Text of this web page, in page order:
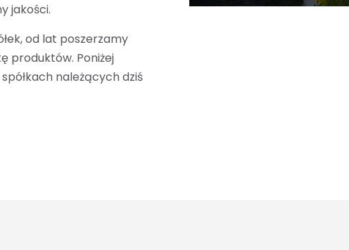
jakości.
od lat poszerzamy
produktów. Poniżej
należących dziś